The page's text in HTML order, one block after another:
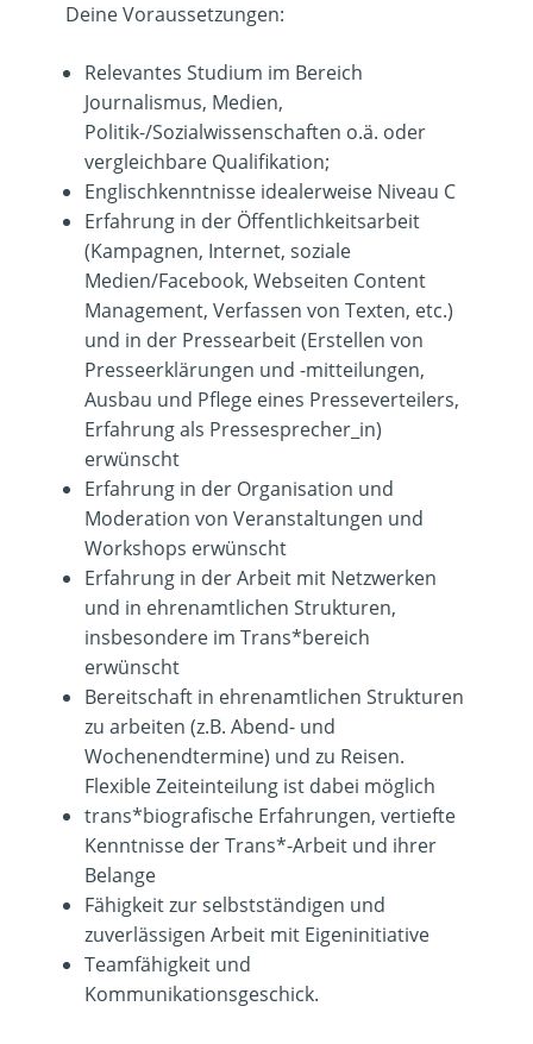
Deine Voraussetzungen:
Relevantes Studium im Bereich
Journalismus, Medien,
Politik-/Sozialwissenschaften o.ä. oder
vergleichbare Qualifikation;
Englischkenntnisse idealerweise Niveau C
Erfahrung in der Öffentlichkeitsarbeit
(Kampagnen, Internet, soziale
Medien/Facebook, Webseiten Content
Management, Verfassen von Texten, etc.)
und in der Pressearbeit (Erstellen von
Presseerklärungen und -mitteilungen,
Ausbau und Pflege eines Presseverteilers,
Erfahrung als Pressesprecher_in)
erwünscht
Erfahrung in der Organisation und
Moderation von Veranstaltungen und
Workshops erwünscht
Erfahrung in der Arbeit mit Netzwerken
und in ehrenamtlichen Strukturen,
insbesondere im Trans*bereich
erwünscht
Bereitschaft in ehrenamtlichen Strukturen
zu arbeiten (z.B. Abend- und
Wochenendtermine) und zu Reisen.
Flexible Zeiteinteilung ist dabei möglich
trans*biografische Erfahrungen, vertiefte
Kenntnisse der Trans*-Arbeit und ihrer
Belange
Fähigkeit zur selbstständigen und
zuverlässigen Arbeit mit Eigeninitiative
Teamfähigkeit und
Kommunikationsgeschick.